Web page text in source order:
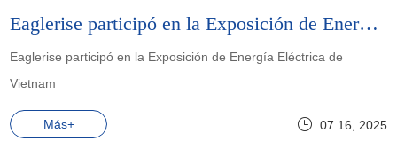
Eaglerise participó en la Exposición de Energía Eléctrica de Vietnam
Eaglerise participó en la Exposición de Energía Eléctrica de
Vietnam
Más+ 07 16, 2025